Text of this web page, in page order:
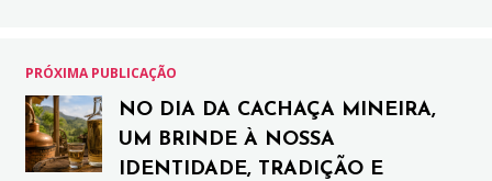
PRÓXIMA PUBLICAÇÃO
NO DIA DA CACHAÇA MINEIRA,
UM BRINDE À NOSSA
IDENTIDADE, TRADIÇÃO E